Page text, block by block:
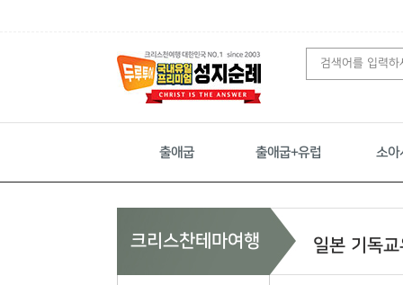
출애굽 출애굽+유럽 소아
크리스찬테마여행 일본 기독